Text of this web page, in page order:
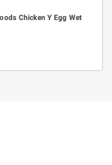
Chicken Y Egg Wet